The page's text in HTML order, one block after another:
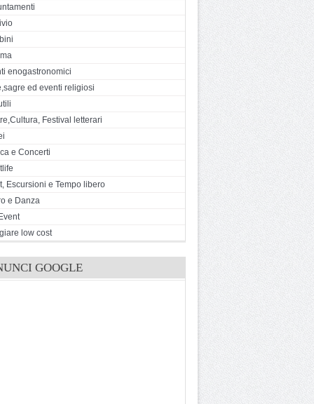
enogastronomici
ed eventi religiosi
Festival letterari
e Concerti
Escursioni e Tempo libero
e Danza
low cost
GOOGLE